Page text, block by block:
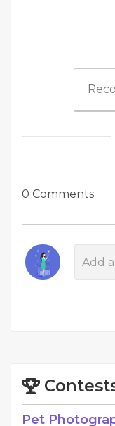
0 Comments
Pet